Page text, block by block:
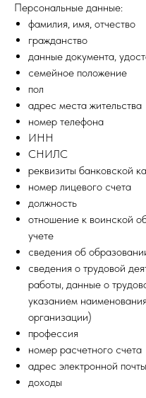
Персональные данные:
фамилия, имя, отчество
гражданство
данные документа,
семейное положение
пол
адрес места жительства
номер телефона
ИНН
СНИЛС
реквизиты банковской
номер лицевого счета
должность
отношение к воинской
учете
сведения об
сведения о трудовой
работы, данные о
указанием
организации)
профессия
номер расчетного счета
адрес электронной почты
доходы